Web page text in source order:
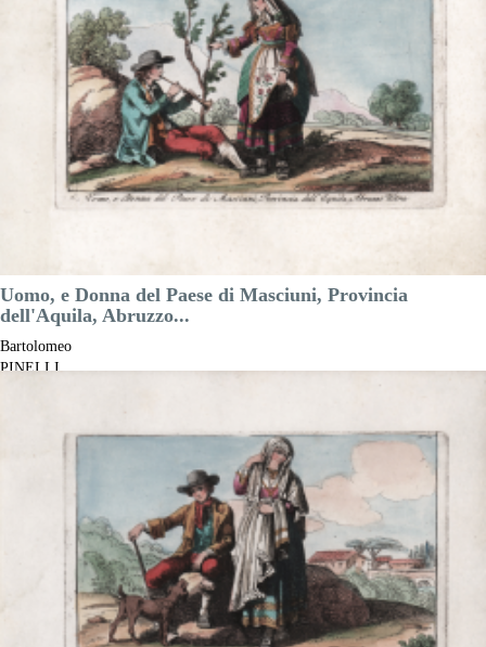
Anteprima
DESCRIZIONE
Uomo, e Donna del Paese di Masciuni, Provincia
dell'Aquila, Abruzzo...
Bartolomeo
PINELLI
Anteprima
DESCRIZIONE